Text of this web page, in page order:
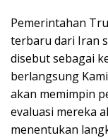
Pemerintahan
terbaru dari Iran
disebut sebagai
berlangsung
akan memimpin
evaluasi mereka
menentukan